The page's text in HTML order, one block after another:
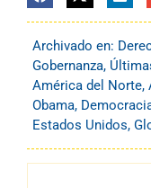
Archivado en:
Gobernanza,
América del Norte,
Obama,
Estados Unidos,